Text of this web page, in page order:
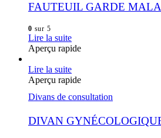
FAUTEUIL GARDE
0 sur 5
Lire la suite
Aperçu rapide
Lire la suite
Aperçu rapide
Divans de consultation
DIVAN